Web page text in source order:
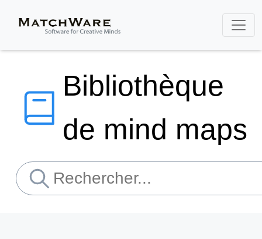
Bibliothèque
de mind maps